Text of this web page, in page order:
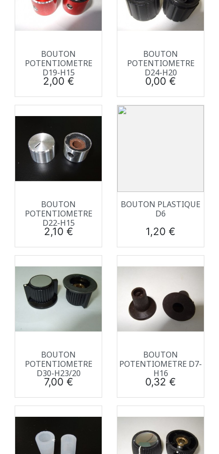
BOUTON
POTENTIOMETRE
D19-H15
Prix
2,00 €
BOUTON
POTENTIOMETRE
D24-H20
Prix
0,00 €
BOUTON
POTENTIOMETRE
D22-H15
Prix
2,10 €
BOUTON PLASTIQUE
D6
Prix
1,20 €
BOUTON
POTENTIOMETRE
D30-H23/20
Prix
7,00 €
BOUTON
POTENTIOMETRE D7-
H16
Prix
0,32 €